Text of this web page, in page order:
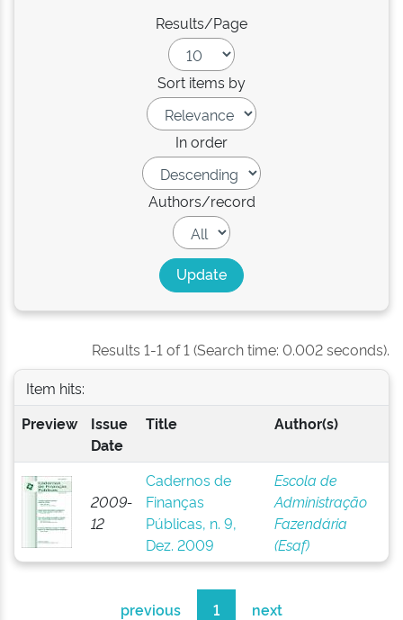
Results/Page
Sort items by
In order
Authors/record
Results 1-1 of 1 (Search time: 0.002 seconds).
Item hits:
Preview
Issue
Date
Title Author(s)
2009-
12
Cadernos de
Finanças
Públicas, n. 9,
Dez. 2009
Escola de
Administração
Fazendária
(Esaf)
previous 1 next